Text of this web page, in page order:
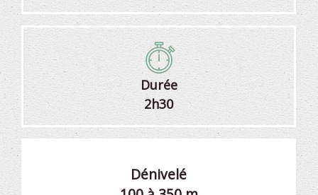
Durée
2h30
Dénivelé